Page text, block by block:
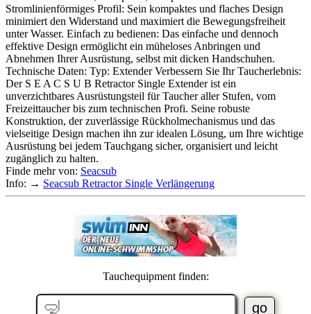
Stromlinienförmiges Profil: Sein kompaktes und flaches Design
minimiert den Widerstand und maximiert die Bewegungsfreiheit
unter Wasser. Einfach zu bedienen: Das einfache und dennoch
effektive Design ermöglicht ein müheloses Anbringen und
Abnehmen Ihrer Ausrüstung, selbst mit dicken Handschuhen.
Technische Daten: Typ: Extender Verbessern Sie Ihr Taucherlebnis:
Der S E A C S U B Retractor Single Extender ist ein
unverzichtbares Ausrüstungsteil für Taucher aller Stufen, vom
Freizeittaucher bis zum technischen Profi. Seine robuste
Konstruktion, der zuverlässige Rückholmechanismus und das
vielseitige Design machen ihn zur idealen Lösung, um Ihre wichtige
Ausrüstung bei jedem Tauchgang sicher, organisiert und leicht
zugänglich zu halten.
Finde mehr von: Seacsub
Info: → Seacsub Retractor Single Verlängerung
Tauchequipment finden: